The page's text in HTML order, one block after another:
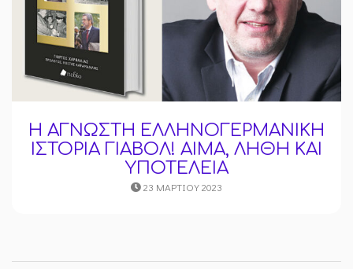
Η ΑΓΝΩΣΤΗ ΕΛΛΗΝΟΓΕΡΜΑΝΙΚΗ
ΙΣΤΟΡΙΑ ΓΙΑΒΟΛ! ΑΙΜΑ, ΛΗΘΗ ΚΑΙ
ΥΠΟΤΕΛΕΙΑ
23 ΜΑΡΤΊΟΥ 2023